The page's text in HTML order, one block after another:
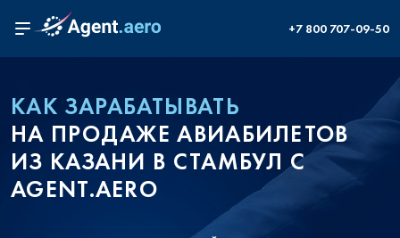
+7 800 707-09-50
КАК ЗАРАБАТЫВАТЬ
НА ПРОДАЖЕ АВИАБИЛЕТОВ
ИЗ КАЗАНИ В СТАМБУЛ С
AGENT.AERO